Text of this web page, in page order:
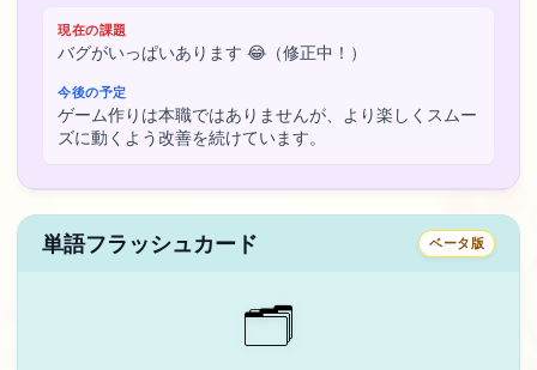
現在の課題
バグがいっぱいあります 😂（修正中！）
今後の予定
ゲーム作りは本職ではありませんが、より楽しくスムー
ズに動くよう改善を続けています。
単語フラッシュカード ベータ版
🗂️